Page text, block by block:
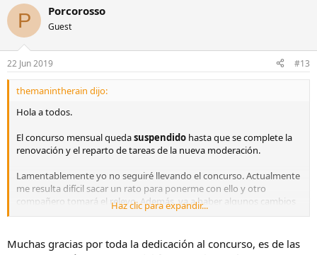
P Porcorosso
Guest
22 Jun 2019 #13
themanintherain dijo:
Hola a todos.
El concurso mensual quedasuspendido hasta que se complete la
renovación y el reparto de tareas de la nueva moderación.
Lamentablemente yo no seguiré llevando el concurso. Actualmente
me resulta difícil sacar un rato para ponerme con ello y otro
compañero tomará el relevo. Además, va a haber algunos cambios
en la dinámica, de forma que se haga más fácil participar y formar
Ha sido un placer y un privilegio llevarlo todos estos meses.
Haz clic para expandir...
Muchas gracias por toda la dedicación al concurso, es de las